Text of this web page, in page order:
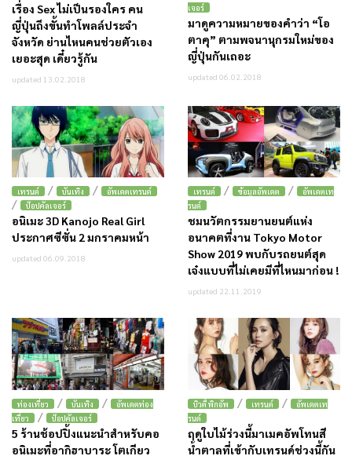
เรื่อง Sex ไม่เป็นรองใคร คน
ญี่ปุ่นถึงขั้นทำโพลล์ประจำ
จังหวัด ย่านไหนคนช่วยตัวเอง
เยอะสุด เดี๋ยวรู้กัน
updated 13.02.2018
เจอร์
มาดูความหมายของคำว่า “โอ
ตาคุ” ตามพจนานุกรมใหม่ของ
ญี่ปุ่นกันเถอะ
updated 06.02.2018
เทรนด์ / บันเทิง / อัพเดตเทรนด์
/ ป๊อปคัลเจอร์
อนิเมะ 3D Kanojo Real Girl
ประกาศซีซั่น 2 มกราคมหน้า
updated 06.09.2018
เทรนด์ / ข้อมูลอัพเดต /
อัพเดตเท
รนด์
ชมนวัตกรรมยานยนต์แห่ง
อนาคตที่งาน Tokyo Motor
Show 2019 พบกับรถยนต์สุด
เจ๋งแบบที่ไม่เคยมีที่ไหนมาก่อน !
updated 22.11.2019
ท่องเที่ยว / บันเทิง /
อัพเดตท่อง
เที่ยว
/ ป๊อปคัลเจอร์
5 ร้านช้อปปิ้งแนะนำสำหรับคอ
อนิเมะที่อากิฮาบาระ โตเกียว
บิวตี้ พิกอัพ / เทรนด์ /
อัพเดตเท
รนด์
ฤดูใบไม้ร่วงนี้มาเมคอัพโทนสี
น้ำตาลที่เข้ากับเทรนด์ช่วงนี้กัน